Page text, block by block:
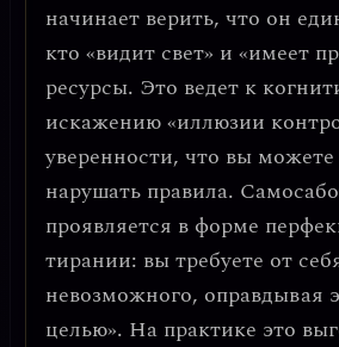
начинает верить, что он
кто «видит свет» и «имеет
ресурсы. Это ведет к
искажению «иллюзии
уверенности, что вы можете
нарушать правила.
проявляется в форме
тирании: вы требуете от
невозможного, оправдывая
целью». На практике это